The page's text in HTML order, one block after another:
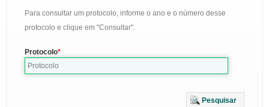
Para consultar um protocolo, informe o ano e o número desse
protocolo e clique em "Consultar".
Protocolo
Pesquisar